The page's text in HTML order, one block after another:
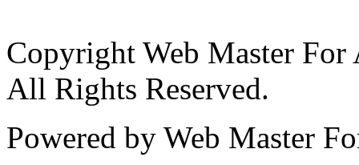
Copyright Web Master
All Rights Reserved.
Powered by Web Master